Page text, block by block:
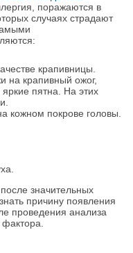
поражаются в
случаях страдают
крапивницы.
на крапивный ожог,
пятна. На этих
кожном покрове головы.
значительных
причину появления
проведения анализа